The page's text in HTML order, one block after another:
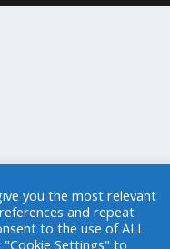
you the most relevant
and repeat
to the use of ALL
"Cookie Settings" to